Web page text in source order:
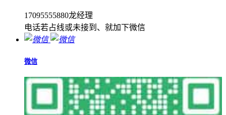
17095555880龙经理
电话若占线或未接到、就加下微信
微信